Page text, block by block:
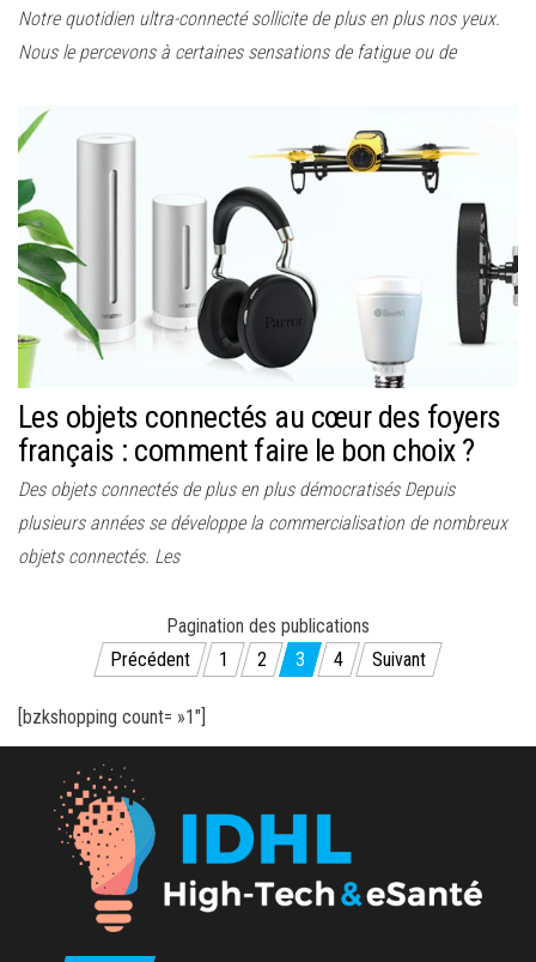
Notre quotidien ultra-connecté sollicite de plus en plus nos yeux.
Nous le percevons à certaines sensations de fatigue ou de
Les objets connectés au cœur des foyers
français : comment faire le bon choix ?
Des objets connectés de plus en plus démocratisés Depuis
plusieurs années se développe la commercialisation de nombreux
objets connectés. Les
Pagination des publications
Précédent
1 2 3 4 Suivant
[bzkshopping count= »1″]